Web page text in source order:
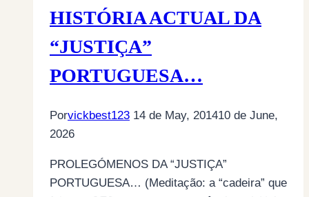
HISTÓRIA ACTUAL DA
“JUSTIÇA”
PORTUGUESA…
Porvickbest123 14 de May, 201410 de June,
2026
PROLEGÓMENOS DA “JUSTIÇA”
PORTUGUESA… (Meditação: a “cadeira” que